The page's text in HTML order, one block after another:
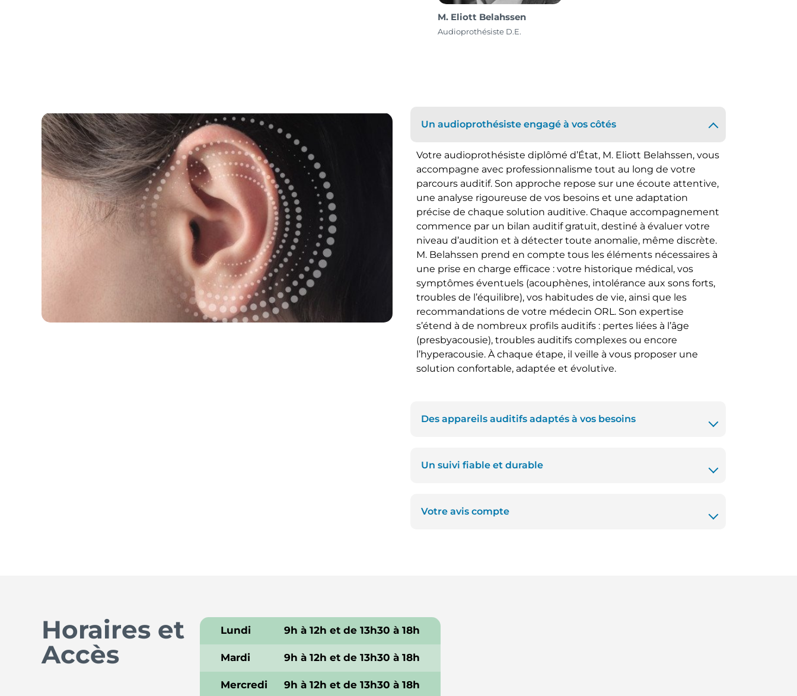
M. Eliott Belahssen
Audioprothésiste D.E.
Un audioprothésiste engagé à vos côtés
Votre audioprothésiste diplômé d’État, M. Eliott Belahssen, vous
accompagne avec professionnalisme tout au long de votre
parcours auditif. Son approche repose sur une écoute attentive,
une analyse rigoureuse de vos besoins et une adaptation
précise de chaque solution auditive. Chaque accompagnement
commence par un bilan auditif gratuit, destiné à évaluer votre
niveau d’audition et à détecter toute anomalie, même discrète.
M. Belahssen prend en compte tous les éléments nécessaires à
une prise en charge efficace : votre historique médical, vos
symptômes éventuels (acouphènes, intolérance aux sons forts,
troubles de l’équilibre), vos habitudes de vie, ainsi que les
recommandations de votre médecin ORL. Son expertise
s’étend à de nombreux profils auditifs : pertes liées à l’âge
(presbyacousie), troubles auditifs complexes ou encore
l’hyperacousie. À chaque étape, il veille à vous proposer une
solution confortable, adaptée et évolutive.
Des appareils auditifs adaptés à vos besoins
Un suivi fiable et durable
Votre avis compte
Horaires et
Accès
Lundi 9h à 12h et de 13h30 à 18h
Mardi 9h à 12h et de 13h30 à 18h
Mercredi 9h à 12h et de 13h30 à 18h